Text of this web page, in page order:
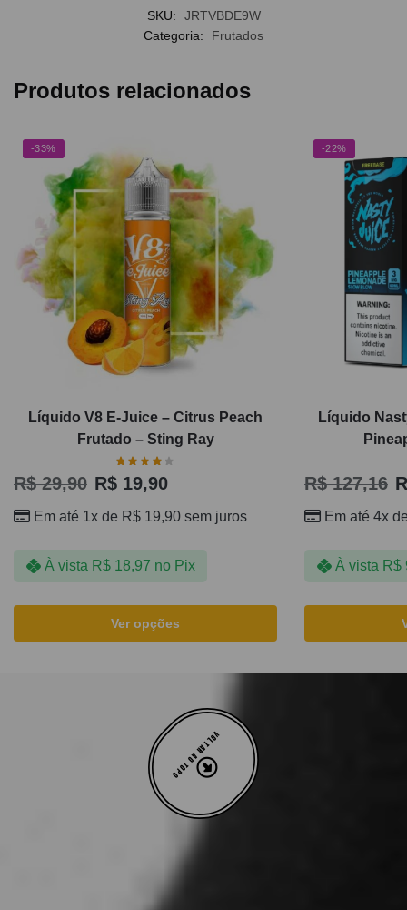
SKU:
JRTVBDE9W
Categoria:
Frutados
Produtos relacionados
-33%
Líquido V8 E-Juice – Citrus Peach
Frutado – Sting Ray
R$29,90 R$ 19,90
Em até 1x de R$ 19,90 sem juros
À vista R$18,97 no Pix
Ver opções
-22%
Líquido
R$127,16
Em até 4x
À vista R$
VOLTAR AO TOPO